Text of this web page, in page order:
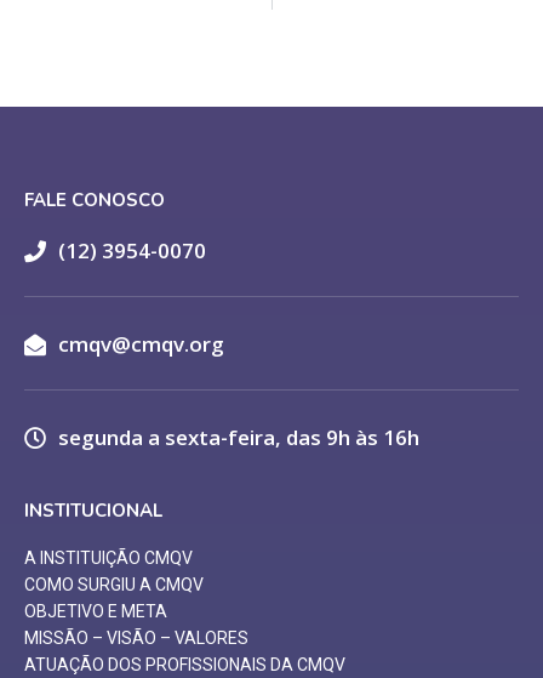
FALE CONOSCO
(12) 3954-0070
cmqv@cmqv.org
segunda a sexta-feira, das 9h às 16h
INSTITUCIONAL
A INSTITUIÇÃO CMQV
COMO SURGIU A CMQV
OBJETIVO E META
MISSÃO – VISÃO – VALORES
ATUAÇÃO DOS PROFISSIONAIS DA CMQV